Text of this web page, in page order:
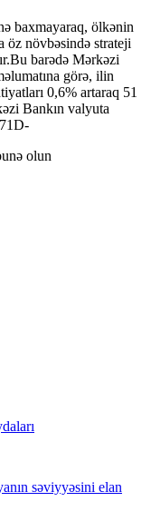
baxmayaraq, ölkənin
öz növbəsində strateji
barədə Mərkəzi
görə, ilin
0,6% artaraq 51
Bankın valyuta
olun